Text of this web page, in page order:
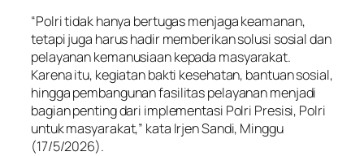
“Polri tidak hanya bertugas menjaga keamanan,
tetapi juga harus hadir memberikan solusi sosial dan
pelayanan kemanusiaan kepada masyarakat.
Karena itu, kegiatan bakti kesehatan, bantuan sosial,
hingga pembangunan fasilitas pelayanan menjadi
bagian penting dari implementasi Polri Presisi, Polri
untuk masyarakat,” kata Irjen Sandi, Minggu
(17/5/2026).